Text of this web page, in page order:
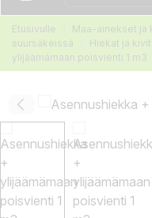
Etusivulle Maa-ainekset ja
suursäkeissä
Hiekat ja
ylijäämämaan poisvienti 1 m3